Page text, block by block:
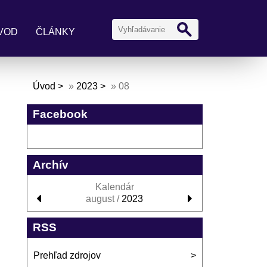
ČLÁNKY
Úvod » 2023 » 08
Facebook
Archív
Kalendár
august / 2023
RSS
Prehľad zdrojov